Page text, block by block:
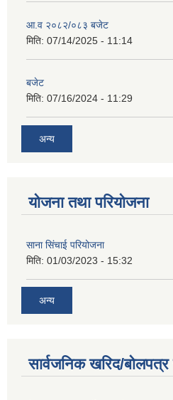
आ.व २०८२/०८३ बजेट
मिति: 07/14/2025 - 11:14
बजेट
मिति: 07/16/2024 - 11:29
अन्य
योजना तथा परियोजना
साना सिंचाई परियोजना
मिति: 01/03/2023 - 15:32
अन्य
सार्वजनिक खरिद/